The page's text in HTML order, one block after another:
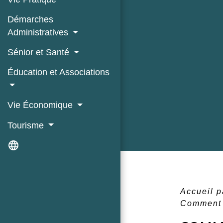
Démarches
Administratives
Sénior et Santé
Éducation et Associations
Vie Économique
Tourisme
language
Accueil